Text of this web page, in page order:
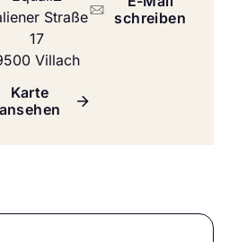
Straße
17
Villach
Karte
ansehen
schreiben